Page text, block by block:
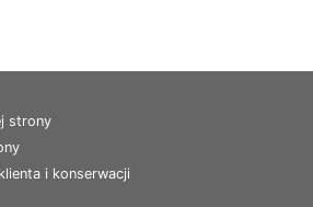
strony
i konserwacji